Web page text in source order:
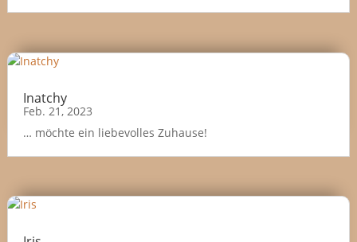
Inatchy
Feb. 21, 2023
… möchte ein liebevolles Zuhause!